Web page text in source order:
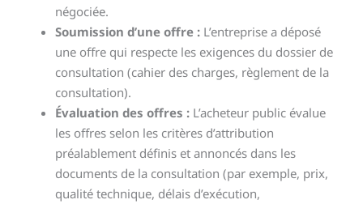
négociée.
Soumission d’une offre : L’entreprise a déposé
une offre qui respecte les exigences du dossier de
consultation (cahier des charges, règlement de la
consultation).
Évaluation des offres : L’acheteur public évalue
les offres selon les critères d’attribution
préalablement définis et annoncés dans les
documents de la consultation (par exemple, prix,
qualité technique, délais d’exécution,